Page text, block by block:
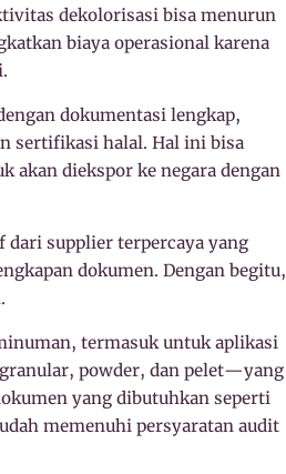
dekolorisasi bisa menurun
biaya operasional karena
dokumentasi lengkap,
sertifikasi halal. Hal ini bisa
akan diekspor ke negara dengan
supplier terpercaya yang
dokumen. Dengan begitu,
termasuk untuk aplikasi
powder, dan pelet—yang
yang dibutuhkan seperti
memenuhi persyaratan audit